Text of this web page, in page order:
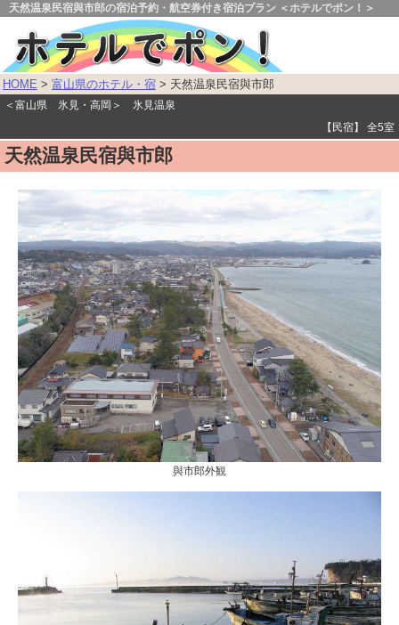
天然温泉民宿與市郎の宿泊予約・航空券付き宿泊プラン ＜ホテルでポン！＞
HOME > 富山県のホテル・宿 > 天然温泉民宿與市郎
＜富山県 氷見・高岡＞ 氷見温泉
【民宿】 全5室
天然温泉民宿與市郎
與市郎外観